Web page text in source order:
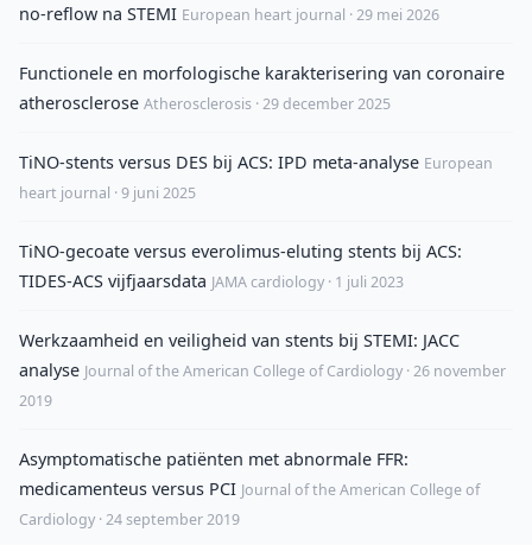
no-reflow na STEMI European heart journal · 29 mei 2026
Functionele en morfologische karakterisering van coronaire
atherosclerose Atherosclerosis · 29 december 2025
TiNO-stents versus DES bij ACS: IPD meta-analyse European
heart journal · 9 juni 2025
TiNO-gecoate versus everolimus-eluting stents bij ACS:
TIDES-ACS vijfjaarsdata JAMA cardiology · 1 juli 2023
Werkzaamheid en veiligheid van stents bij STEMI: JACC
analyse Journal of the American College of Cardiology · 26 november
2019
Asymptomatische patiënten met abnormale FFR:
medicamenteus versus PCI Journal of the American College of
Cardiology · 24 september 2019